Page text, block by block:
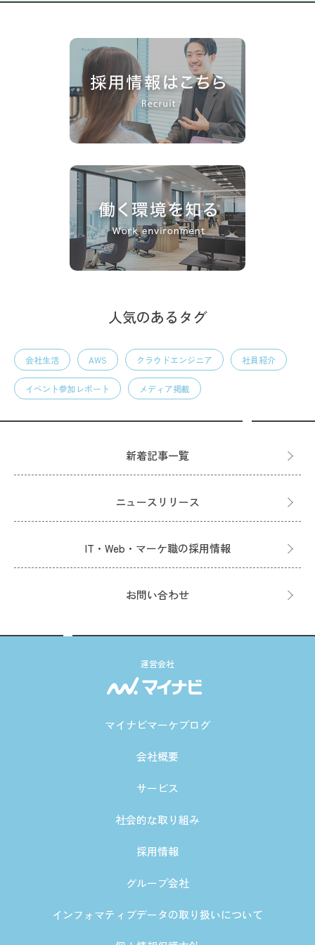
人気のあるタグ
会社生活 AWS クラウドエンジニア 社員紹介
イベント参加レポート メディア掲載
新着記事一覧
ニュースリリース
IT・Web・マーケ職の採用情報
お問い合わせ
運営会社
マイナビマーケブログ
会社概要
サービス
社会的な取り組み
採用情報
グループ会社
インフォマティブデータの取り扱いについて